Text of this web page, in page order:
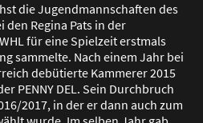
die Jugendmannschaften des
den Regina Pats in der
für eine Spielzeit erstmals
sammelte. Nach einem Jahr bei
debütierte Kammerer 2015
PENNY DEL. Sein Durchbruch
2017, in der er dann auch zum